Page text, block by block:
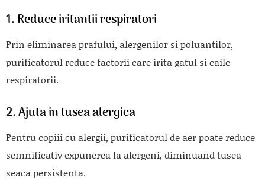
1. Reduce iritantii respiratori
Prin eliminarea prafului, alergenilor si poluantilor,
purificatorul reduce factorii care irita gatul si caile
respiratorii.
2. Ajuta in tusea alergica
Pentru copiii cu alergii, purificatorul de aer poate reduce
semnificativ expunerea la alergeni, diminuand tusea
seaca persistenta.